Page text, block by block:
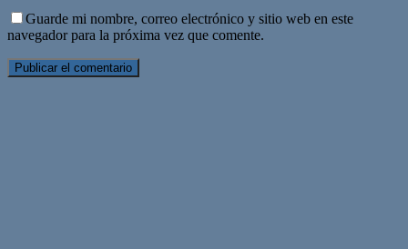
Guarde mi nombre, correo electrónico y sitio web en este
navegador para la próxima vez que comente.